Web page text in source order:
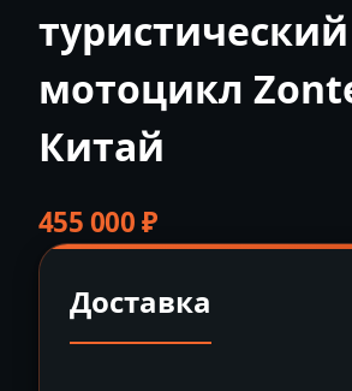
туристический
мотоцикл
Китай
455 000₽
Доставка